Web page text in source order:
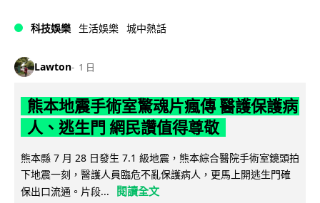
科技娛樂 生活娛樂 城中熱話
Lawton 1 日
熊本地震手術室驚魂片瘋傳 醫護保護病
人、逃生門 網民讚值得尊敬
熊本縣 7 月 28 日發生 7.1 級地震，熊本綜合醫院手術室鏡頭拍
下地震一刻，醫護人員臨危不亂保護病人，更馬上開逃生門確
保出口流通。片段...
閱讀全文